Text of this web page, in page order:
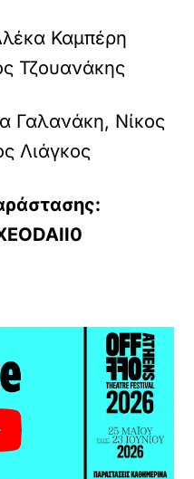
Καμπέρη
Τζουανάκης
Γαλανάκη, Νίκος
Λιάγκος